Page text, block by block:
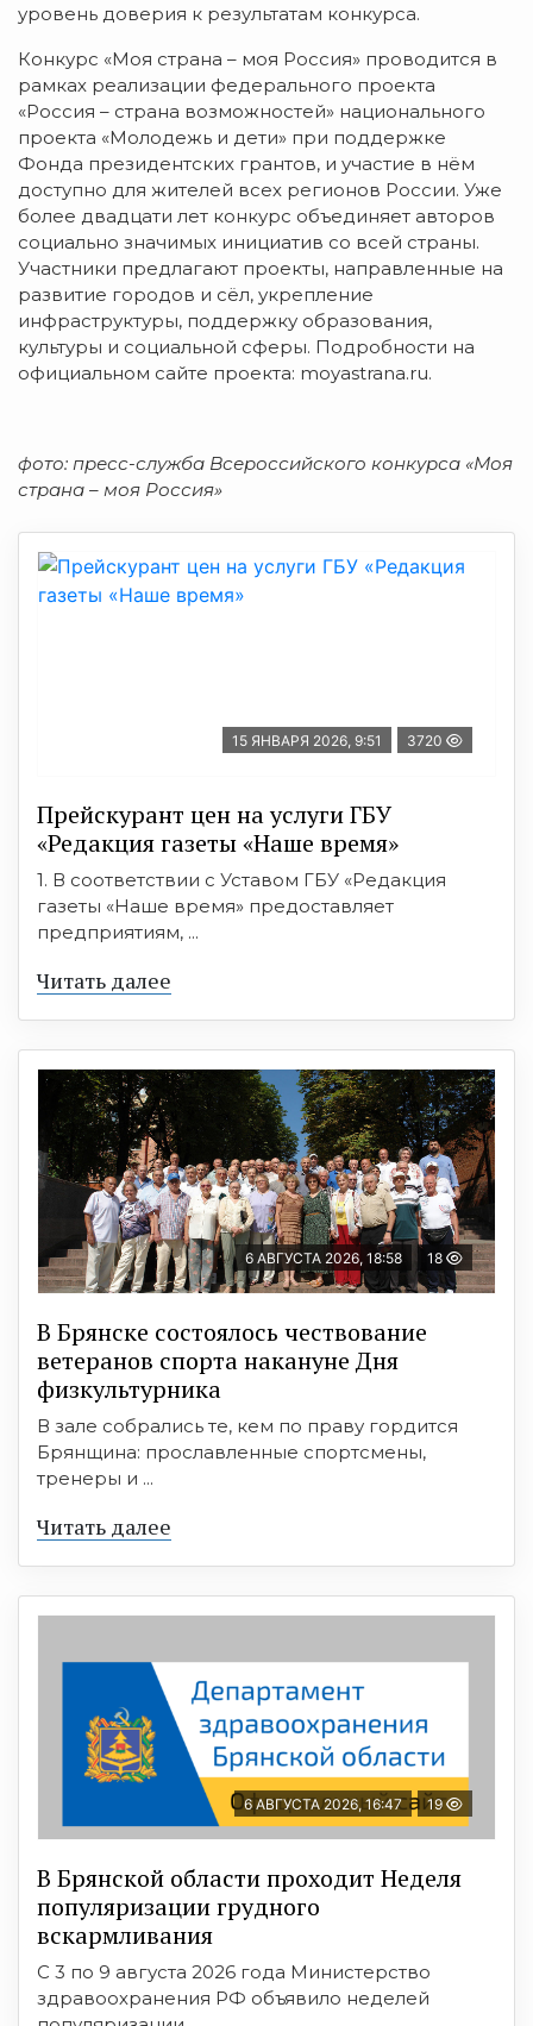
уровень доверия к результатам конкурса.
Конкурс «Моя страна – моя Россия» проводится в
рамках реализации федерального проекта
«Россия – страна возможностей» национального
проекта «Молодежь и дети» при поддержке
Фонда президентских грантов, и участие в нём
доступно для жителей всех регионов России. Уже
более двадцати лет конкурс объединяет авторов
социально значимых инициатив со всей страны.
Участники предлагают проекты, направленные на
развитие городов и сёл, укрепление
инфраструктуры, поддержку образования,
культуры и социальной сферы. Подробности на
официальном сайте проекта: moyastrana.ru.
фото: пресс-служба Всероссийского конкурса «Моя
страна – моя Россия»
15 ЯНВАРЯ 2026, 9:51 3720
Прейскурант цен на услуги ГБУ
«Редакция газеты «Наше время»
1. В соответствии с Уставом ГБУ «Редакция
газеты «Наше время» предоставляет
предприятиям, ...
Читать далее
6 АВГУСТА 2026, 18:58 18
В Брянске состоялось чествование
ветеранов спорта накануне Дня
физкультурника
В зале собрались те, кем по праву гордится
Брянщина: прославленные спортсмены,
тренеры и ...
Читать далее
6 АВГУСТА 2026, 16:47 19
В Брянской области проходит Неделя
популяризации грудного
вскармливания
С 3 по 9 августа 2026 года Министерство
здравоохранения РФ объявило неделей